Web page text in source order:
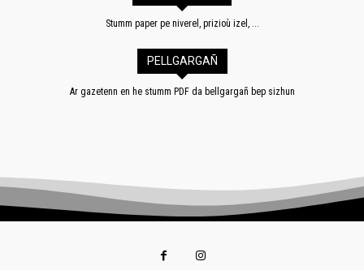
Stumm paper pe niverel, prizioù izel, ...
PELLGARGAÑ
Ar gazetenn en he stumm PDF da bellgargañ bep sizhun